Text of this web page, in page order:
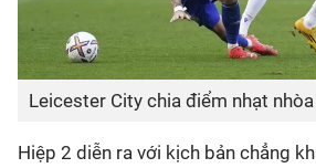
Leicester City chia điểm nhạt
Hiệp 2 diễn ra với kịch bản chẳng